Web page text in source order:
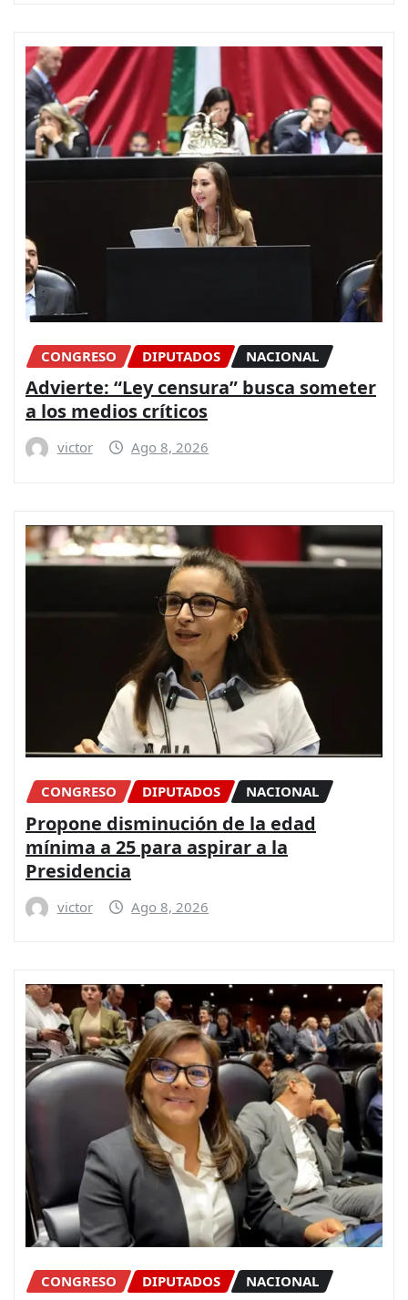
CONGRESO DIPUTADOS NACIONAL
Advierte: “Ley censura” busca someter
a los medios críticos
victor Ago 8, 2026
CONGRESO DIPUTADOS NACIONAL
Propone disminución de la edad
mínima a 25 para aspirar a la
Presidencia
victor Ago 8, 2026
CONGRESO DIPUTADOS NACIONAL